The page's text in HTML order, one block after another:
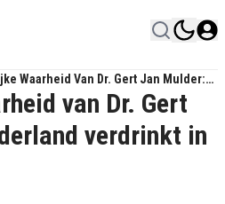
Waarheid Van Dr. Gert Jan Mulder:
Verdrinkt In Ambtenaren
van Dr. Gert
verdrinkt in